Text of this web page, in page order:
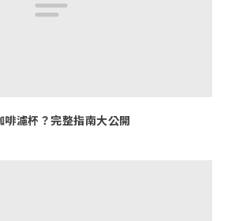
濾杯？完整指南大公開